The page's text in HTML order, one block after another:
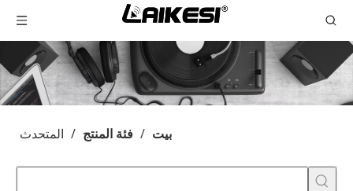
بيت / فئة المنتج / المتحدث